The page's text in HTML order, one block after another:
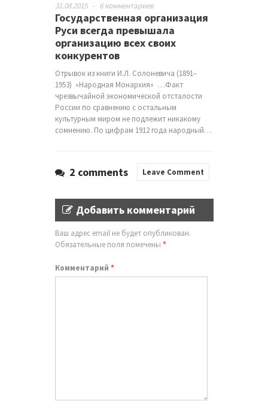
31.08.2015 - 6 комментариев
Государственная организация
Руси всегда превышала
организацию всех своих
конкурентов
Отрывок из книги И.Л. Солоневича (1891–
1953) «Народная Монархия» …Факт
чрезвычайной экономической отсталости
России по сравнению с остальным
культурным миром не подлежит никакому
сомнению. По цифрам 1912 года народный…
2 comments Leave Comment
Добавить комментарий
Ваш адрес email не будет опубликован.
Обязательные поля помечены *
Комментарий *